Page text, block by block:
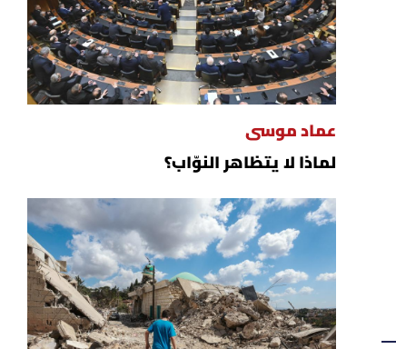
عماد موسى
لماذا لا يتظاهر النوّاب؟